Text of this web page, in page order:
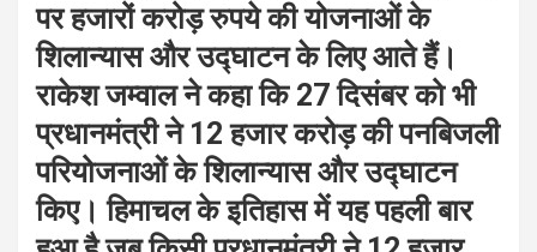
पर हजारों करोड़ रुपये की योजनाओं के
शिलान्यास और उद्घाटन के लिए आते हैं।
राकेश जम्वाल ने कहा कि 27 दिसंबर को भी
प्रधानमंत्री ने 12 हजार करोड़ की पनबिजली
परियोजनाओं के शिलान्यास और उद्घाटन
किए। हिमाचल के इतिहास में यह पहली बार